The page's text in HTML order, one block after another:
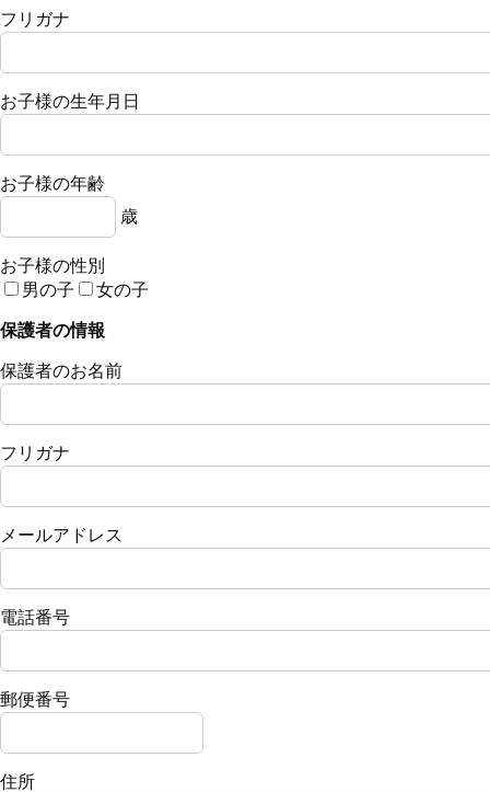
フリガナ
お子様の生年月日
お子様の年齢
歳
お子様の性別
男の子
女の子
保護者の情報
保護者のお名前
フリガナ
メールアドレス
電話番号
郵便番号
住所